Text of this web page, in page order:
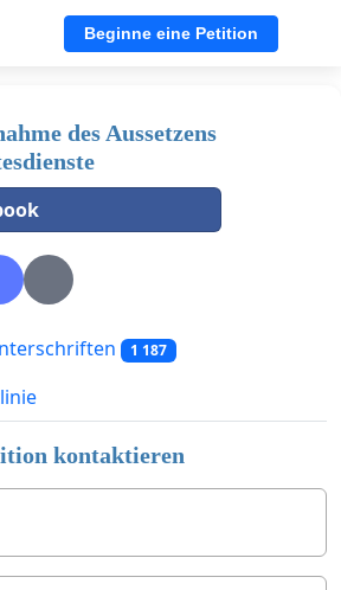
Beginne eine Petition
des Aussetzens
1 187
kontaktieren